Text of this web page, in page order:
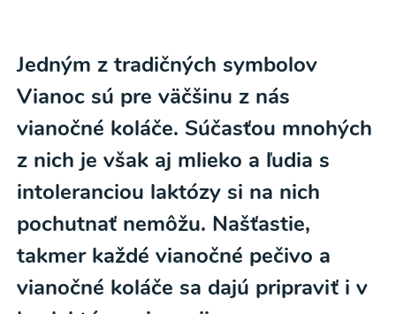
Jedným z tradičných symbolov
Vianoc sú pre väčšinu z nás
vianočné koláče. Súčasťou mnohých
z nich je však aj mlieko a ľudia s
intoleranciou laktózy si na nich
pochutnať nemôžu. Našťastie,
takmer každé vianočné pečivo a
vianočné koláče sa dajú pripraviť i v